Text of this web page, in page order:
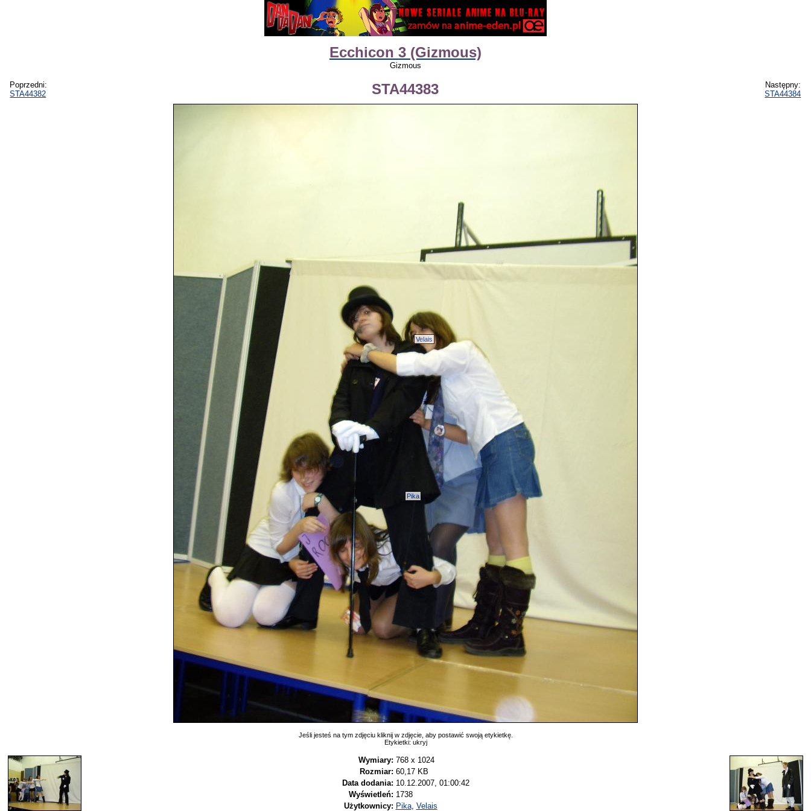
Ecchicon 3 (Gizmous)
Gizmous
Poprzedni:
STA44382
STA44383
Następny:
STA44384
Pika
Velais
Jeśli jesteś na tym zdjęciu kliknij w zdjęcie, aby postawić swoją etykietkę.
Etykietki: ukryj
Wymiary: 768 x 1024
Rozmiar: 60,17 KB
Data dodania: 10.12.2007, 01:00:42
Wyświetleń: 1738
Użytkownicy: Pika, Velais